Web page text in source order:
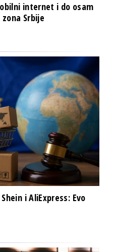
internet i do osam
Srbije
i AliExpress: Evo